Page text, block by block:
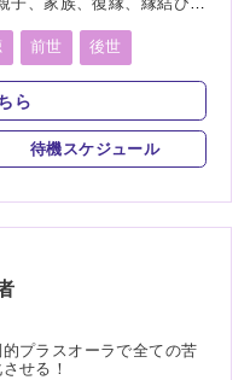
康、金運、仕事、引越し、
霊相談、心霊写真
前世 後世
ら
待機スケジュール
プラスオーラで全ての苦
せる！